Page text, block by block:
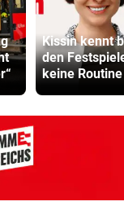
Kissin kennt
den
keine Routine